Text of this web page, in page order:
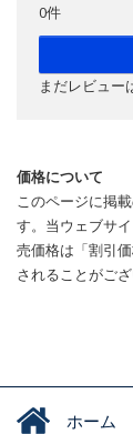
0件
まだレビュー
価格について
このページに掲
す。当ウェブサ
売価格は「割引
されることがご
ホーム